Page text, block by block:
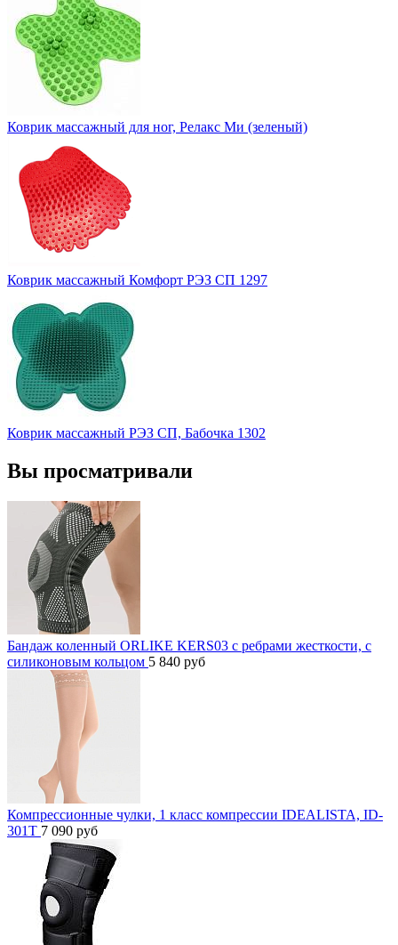
Коврик массажный для ног, Релакс Ми (зеленый)
Коврик массажный Комфорт РЭЗ СП 1297
Коврик массажный РЭЗ СП, Бабочка 1302
Вы просматривали
Бандаж коленный ORLIKE KERS03 с ребрами жесткости, с
силиконовым кольцом 5 840 руб
Компрессионные чулки, 1 класс компрессии IDEALISTA, ID-
301T 7 090 руб